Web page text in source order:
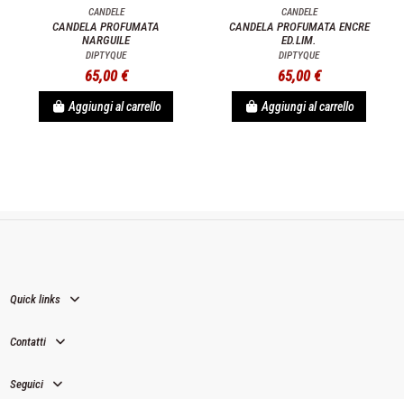
CANDELE
CANDELA PROFUMATA
NARGUILE
DIPTYQUE
65,00 €
Aggiungi al carrello
CANDELE
CANDELA PROFUMATA ENCRE
ED.LIM.
DIPTYQUE
65,00 €
Aggiungi al carrello
Quick links
Contatti
Seguici